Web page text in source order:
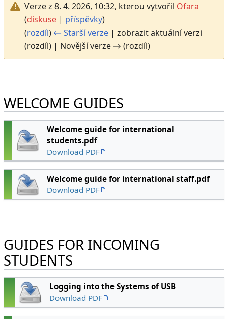
Verze z 8. 4. 2026, 10:32, kterou vytvořil Ofara
(diskuse| příspěvky)
(rozdíl) ← Starší verze| zobrazit aktuální verzi
(rozdíl) | Novější verze → (rozdíl)
WELCOME GUIDES
Welcome guide for international
students.pdf
Download PDF
Welcome guide for international staff.pdf
Download PDF
GUIDES FOR INCOMING
STUDENTS
Logging into the Systems of USB
Download PDF